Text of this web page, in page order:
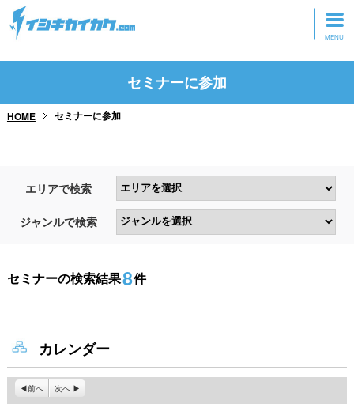
トップページ
研修・ツアーに参加
セミナーに参加
HOME セミナーに参加
エリアで検索
ジャンルで検索
セミナーの検索結果8件
カレンダー
前へ 次へ